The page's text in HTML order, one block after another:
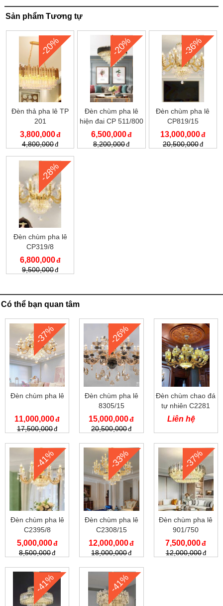
Sản phẩm Tương tự
-20%
Đèn thả pha lê TP
201
3,800,000
4,800,000
-20%
Đèn chùm pha lê
hiện đai CP 511/800
6,500,000
8,200,000
-36%
Đèn chùm pha lê
CP819/15
13,000,000
20,500,000
-28%
Đèn chùm pha lê
CP319/8
6,800,000
9,500,000
Có thể bạn quan tâm
-37%
Đèn chùm pha lê
11,000,000
17,500,000
-26%
Đèn chùm pha lê
8305/15
15,000,000
20,500,000
Đèn chùm chao đá
tự nhiên C2281
Liên hệ
-41%
Đèn chùm pha lê
C2395/8
5,000,000
8,500,000
-33%
Đèn chùm pha lê
C2308/15
12,000,000
18,000,000
-37%
Đèn chùm pha lê
901/750
7,500,000
12,000,000
-41% -41%